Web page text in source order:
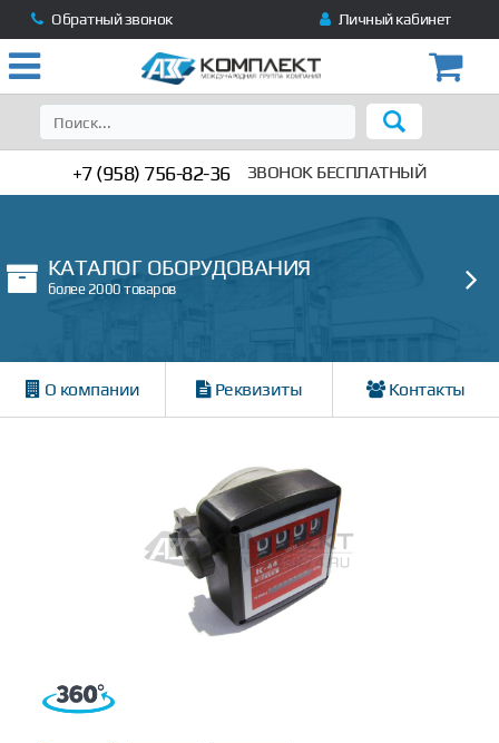
Обратный звонок Личный кабинет
+7 (958) 756-82-36 ЗВОНОК БЕСПЛАТНЫЙ
КАТАЛОГ ОБОРУДОВАНИЯ
более 2000 товаров
О компании Реквизиты Контакты